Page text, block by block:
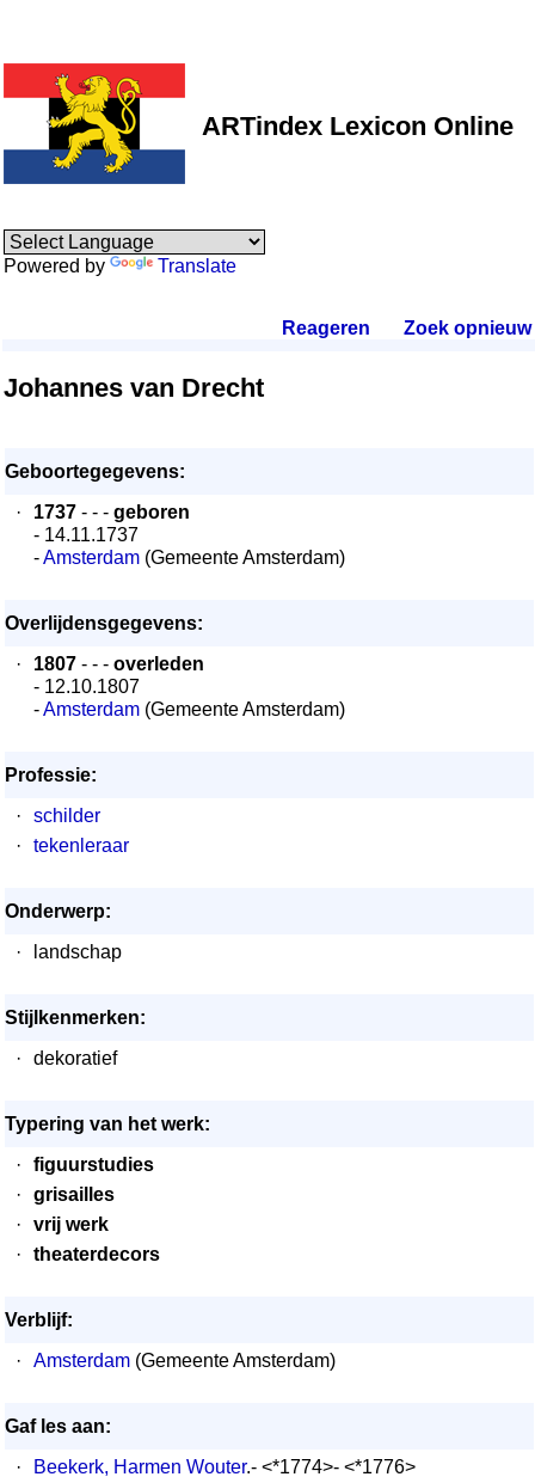
ARTindex Lexicon Online
Powered by Translate
Reageren Zoek opnieuw.
Johannes van Drecht
Geboortegegevens:
·
1737 - - - geboren
- 14.11.1737
-Amsterdam (Gemeente Amsterdam)
Overlijdensgegevens:
·
1807 - - - overleden
- 12.10.1807
-Amsterdam (Gemeente Amsterdam)
Professie:
·
schilder
·
tekenleraar
Onderwerp:
·
landschap
Stijlkenmerken:
·
dekoratief
Typering van het werk:
·
figuurstudies
·
grisailles
·
vrij werk
·
theaterdecors
Verblijf:
·
Amsterdam (Gemeente Amsterdam)
Gaf les aan:
·
Beekerk, Harmen Wouter.- <*1774>- <*1776>